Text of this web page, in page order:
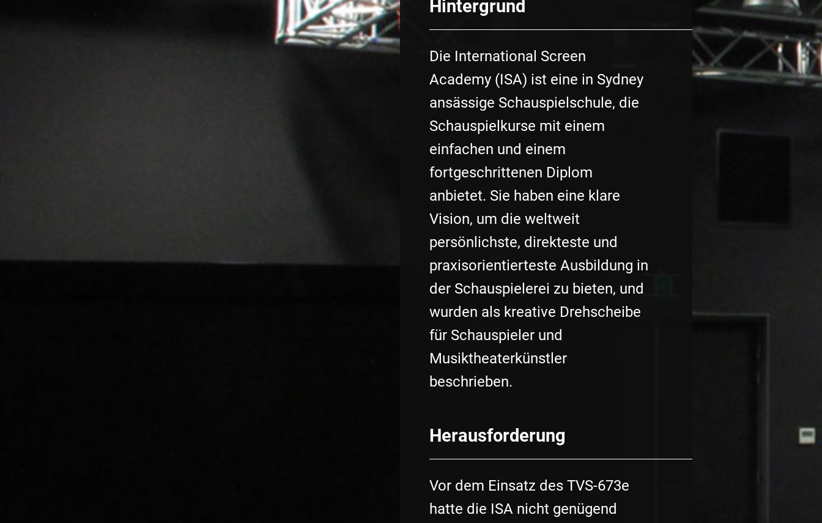
Hintergrund
Die International Screen
Academy (ISA) ist eine in Sydney
ansässige Schauspielschule, die
Schauspielkurse mit einem
einfachen und einem
fortgeschrittenen Diplom
anbietet. Sie haben eine klare
Vision, um die weltweit
persönlichste, direkteste und
praxisorientierteste Ausbildung in
der Schauspielerei zu bieten, und
wurden als kreative Drehscheibe
für Schauspieler und
Musiktheaterkünstler
beschrieben.
Herausforderung
Vor dem Einsatz des TVS-673e
hatte die ISA nicht genügend